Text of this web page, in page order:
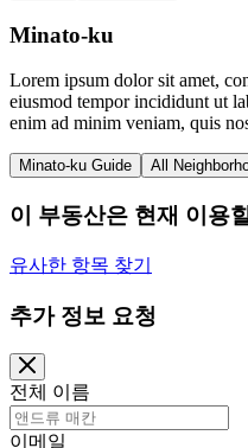
Minato-ku
Lorem ipsum dolor sit amet,
eiusmod tempor incididunt ut
enim ad minim veniam, quis
Minato-ku Guide All
이 부동산은 현재 이용
유사한 항목 찾기
추가 정보 요청
전체 이름
이메일